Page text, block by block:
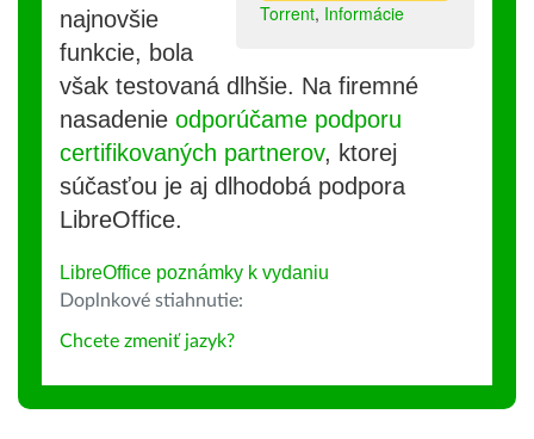
Torrent, Informácie
najnovšie
funkcie, bola
však testovaná dlhšie. Na firemné
nasadenie odporúčame podporu
certifikovaných partnerov, ktorej
súčasťou je aj dlhodobá podpora
LibreOffice.
LibreOffice poznámky k vydaniu
Doplnkové stiahnutie:
Chcete zmeniť jazyk?